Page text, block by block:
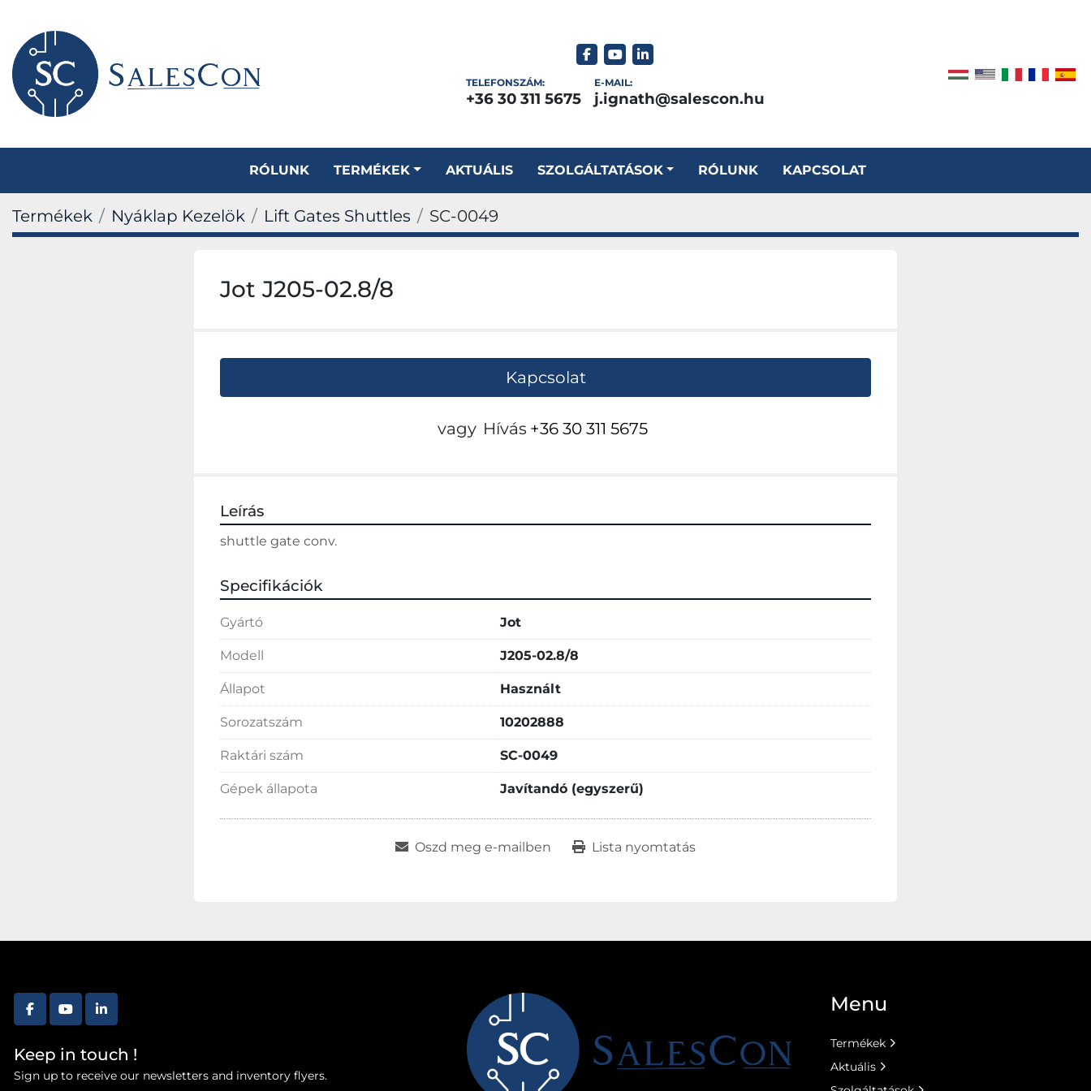
facebook
youtubelinkedin
TELEFONSZÁM:
+36 30 311 5675
E-MAIL:
j.ignath@salescon.hu
RÓLUNK TERMÉKEK AKTUÁLIS SZOLGÁLTATÁSOK RÓLUNK KAPCSOLAT
Termékek Nyáklap Kezelök Lift Gates Shuttles SC-0049
Jot J205-02.8/8
Kapcsolat
vagy Hívás +36 30 311 5675
Leírás
shuttle gate conv.
Specifikációk
Gyártó Jot
Modell J205-02.8/8
Állapot Használt
Sorozatszám 10202888
Raktári szám SC-0049
Gépek állapota Javítandó (egyszerű)
Oszd meg e-mailben Lista nyomtatás
facebookyoutubelinkedin
Keep in touch !
Sign up to receive our newsletters and inventory flyers.
Menu
Termékek
Aktuális